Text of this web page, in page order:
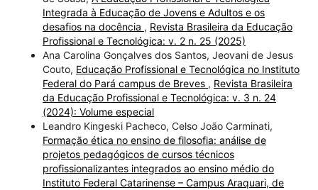
Integrada à Educação de Jovens e Adultos e os
desafios na docência , Revista Brasileira da Educação
Profissional e Tecnológica: v. 2 n. 25 (2025)
Ana Carolina Gonçalves dos Santos, Jeovani de Jesus
Couto, Educação Profissional e Tecnológica no Instituto
Federal do Pará campus de Breves , Revista Brasileira
da Educação Profissional e Tecnológica: v. 3 n. 24
(2024): Volume especial
Leandro Kingeski Pacheco, Celso João Carminati,
Formação ética no ensino de filosofia: análise de
projetos pedagógicos de cursos técnicos
profissionalizantes integrados ao ensino médio do
Instituto Federal Catarinense – Campus Araquari, de